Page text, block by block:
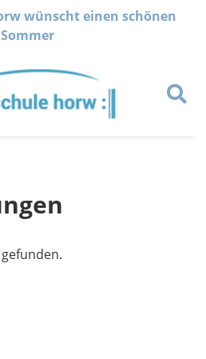
wünscht einen schönen
Sommer